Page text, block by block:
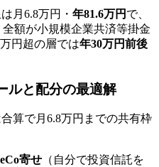
月6.8万円・ 年81.6万円 で、
額が小規模企業共済等掛金
円超の層では年30万円前後
ルと配分の最適解
算で月6.8万円までの共有枠
寄せ （自分で投資信託を